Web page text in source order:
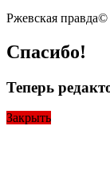
Ржевская
Спасибо!
Теперь
Закрыть